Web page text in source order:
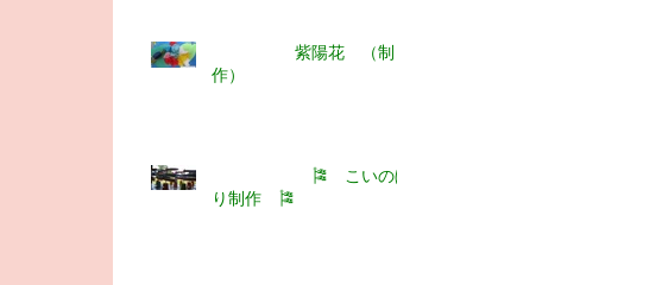
紫陽花 （制
作）
🎏 こいのぼ
り制作 🎏